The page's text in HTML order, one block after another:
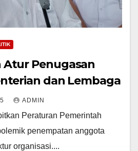
Atur Penugasan
dan Lembaga
ADMIN
Peraturan Pemerintah
penempatan anggota
organisasi....